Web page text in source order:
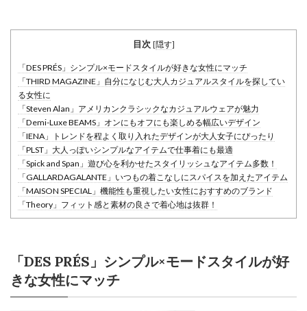
目次 [隠す]
「DES PRÉS」シンプル×モードスタイルが好きな女性にマッチ
「THIRD MAGAZINE」自分になじむ大人カジュアルスタイルを探してい
る女性に
「Steven Alan」アメリカンクラシックなカジュアルウェアが魅力
「Demi-Luxe BEAMS」オンにもオフにも楽しめる幅広いデザイン
「IENA」トレンドを程よく取り入れたデザインが大人女子にぴったり
「PLST」大人っぽいシンプルなアイテムで仕事着にも最適
「Spick and Span」遊び心を利かせたスタイリッシュなアイテム多数！
「GALLARDAGALANTE」いつもの着こなしにスパイスを加えたアイテム
「MAISON SPECIAL」機能性も重視したい女性におすすめのブランド
「Theory」フィット感と素材の良さで着心地は抜群！
「DES PRÉS」シンプル×モードスタイルが好
きな女性にマッチ